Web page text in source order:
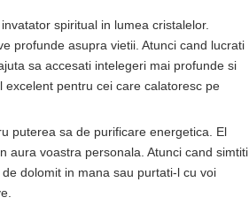
spiritual in lumea cristalelor.
profunde asupra vietii. Atunci cand lucrati
sa accesati intelegeri mai profunde si
pentru cei care calatoresc pe
puterea sa de purificare energetica. El
aura voastra personala. Atunci cand simtiti
dolomit in mana sau purtati-l cu voi